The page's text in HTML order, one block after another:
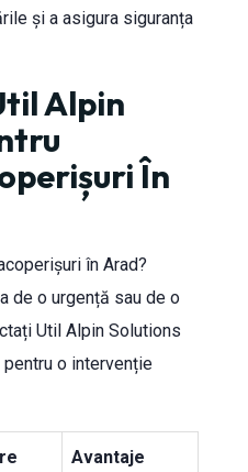
și a asigura siguranța
Alpin
În
în Arad?
de o urgență sau de o
Util Alpin Solutions
o intervenție
Avantaje